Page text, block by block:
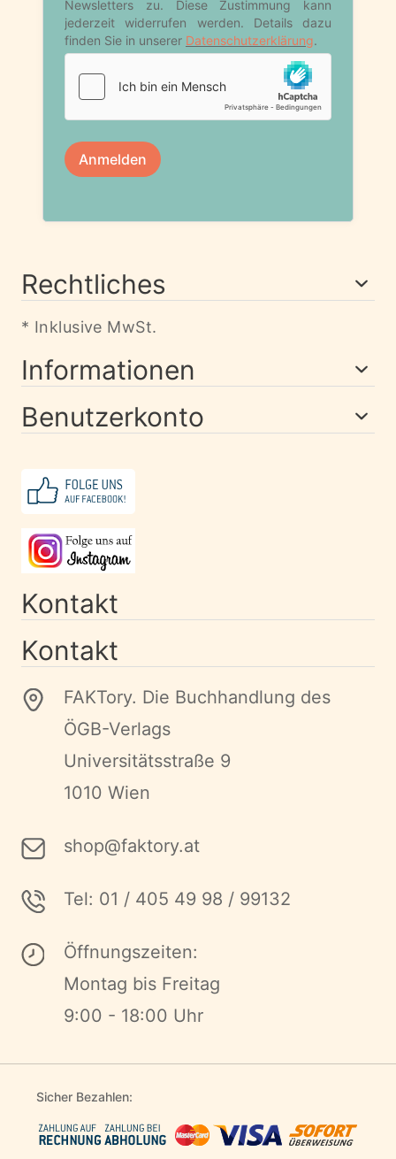
Rechtliches
* Inklusive MwSt.
Informationen
Benutzerkonto
Kontakt
Kontakt
FAKTory. Die Buchhandlung des
ÖGB-Verlags
Universitätsstraße 9
1010 Wien
shop@faktory.at
Tel: 01 / 405 49 98 / 99132
Öffnungszeiten:
Montag bis Freitag
9:00 - 18:00 Uhr
Sicher Bezahlen: